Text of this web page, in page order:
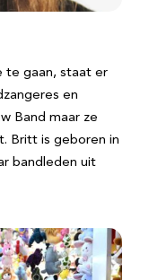
te gaan, staat er
en
Band maar ze
Britt is geboren in
bandleden uit